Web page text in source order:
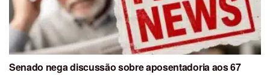
Senado nega discussão sobre aposentadoria aos 67